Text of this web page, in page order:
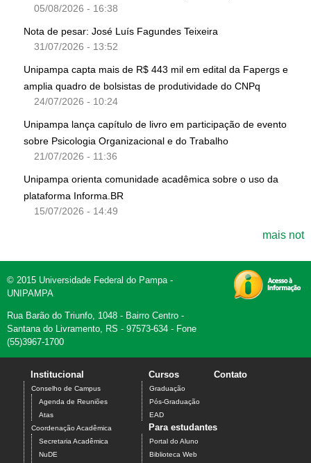
05/08/2026 - 16:38
Nota de pesar: José Luís Fagundes Teixeira
31/07/2026 - 13:52
Unipampa capta mais de R$ 443 mil em edital da Fapergs e
amplia quadro de bolsistas de produtividade do CNPq
24/07/2026 - 10:24
Unipampa lança capítulo de livro em participação de evento
sobre Psicologia Organizacional e do Trabalho
21/07/2026 - 11:36
Unipampa orienta comunidade acadêmica sobre o uso da
plataforma Informa.BR
15/07/2026 - 14:49
mais not
© 2015 Universidade Federal do Pampa -
UNIPAMPA
Rua Barão do Triunfo, 1048 - Bairro Centro -
Santana do Livramento, RS - 97573-634 - Fone
(55)3967-1700
Institucional
Conselho de Campus
Agenda de Reuniões
Atas
Coordenação Acadêmica
Secretaria Acadêmica
NuDE
Cursos
Graduação
Pós-Graduação
EAD
Contato
Para estudantes
Portal do Aluno
Biblioteca Web